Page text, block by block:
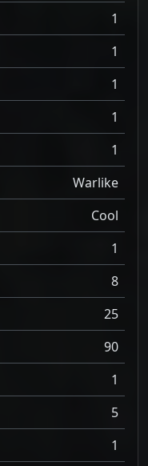
1
1
1
1
1
Warlike
Cool
1
8
25
90
1
5
1